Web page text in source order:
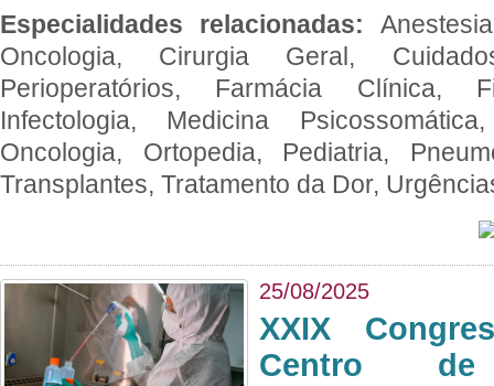
Especialidades relacionadas:
Oncologia, Cirurgia Geral,
Perioperatórios, Farmácia Clínica,
Infectologia, Medicina
Oncologia, Ortopedia, Pediatria,
Transplantes, Tratamento da Dor,
25/08/2025
XXIX
Centro